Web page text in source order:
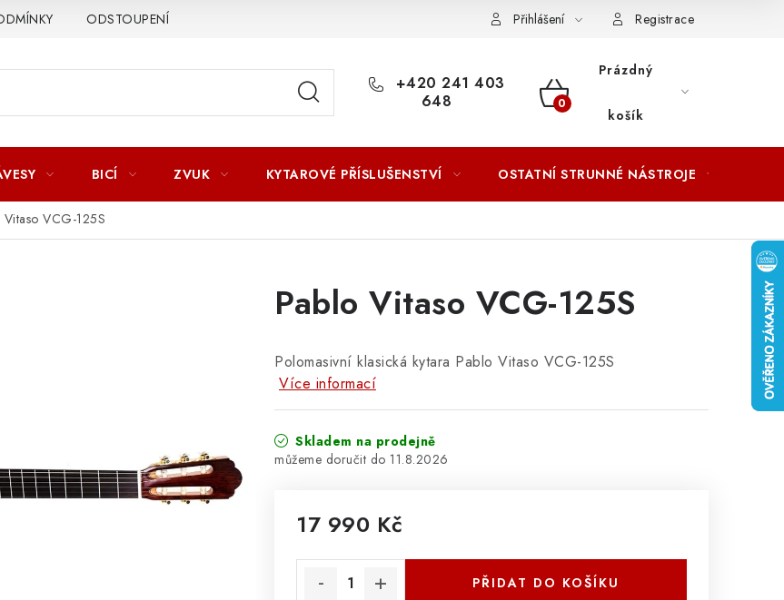
ODSTOUPENÍ OD SMLOUVY ZÁSADY ZPRACOVÁNÍ OSOBNÍCH ÚDAJŮ
Přihlášení Registrace
+420 241 403
648
NÁKUPNÍ
Prázdný
košík
BICÍ ZVUK KYTAROVÉ PŘÍSLUŠENSTVÍ OSTATNÍ STRUNNÉ NÁSTROJE
Vitaso VCG-125S
Pablo Vitaso VCG-125S
Polomasivní klasická kytara Pablo Vitaso VCG-125S
Více informací
Skladem na prodejně
11.8.2026
17 990 Kč
PŘIDAT DO KOŠÍKU